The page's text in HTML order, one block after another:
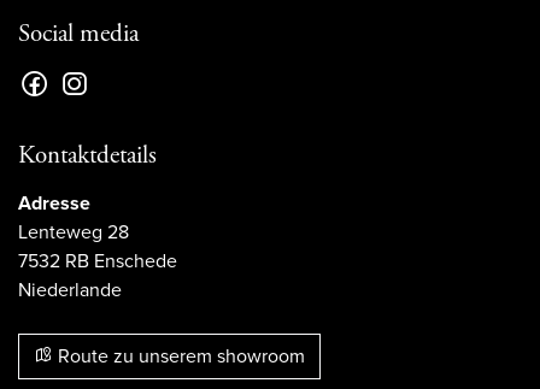
Social media
Kontaktdetails
Adresse
Lenteweg 28
7532 RB Enschede
Niederlande
Route zu unserem showroom